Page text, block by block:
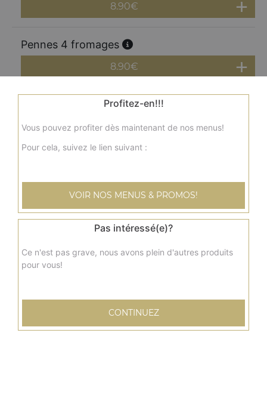
8.90€
Pennes 4 fromages
8.90€
8.90€
Profitez-en!!!
Vous pouvez profiter dès maintenant de nos menus!
Pour cela, suivez le lien suivant :
VOIR NOS MENUS & PROMOS!
Pas intéressé(e)?
Ce n'est pas grave, nous avons plein d'autres produits
pour vous!
CONTINUEZ